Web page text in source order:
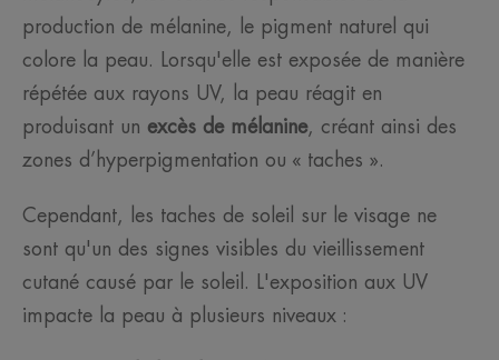
production de mélanine, le pigment naturel qui
colore la peau. Lorsqu'elle est exposée de manière
répétée aux rayons UV, la peau réagit en
produisant un excès de mélanine, créant ainsi des
zones d’hyperpigmentation ou « taches ».
Cependant, les taches de soleil sur le visage ne
sont qu'un des signes visibles du vieillissement
cutané causé par le soleil. L'exposition aux UV
impacte la peau à plusieurs niveaux :